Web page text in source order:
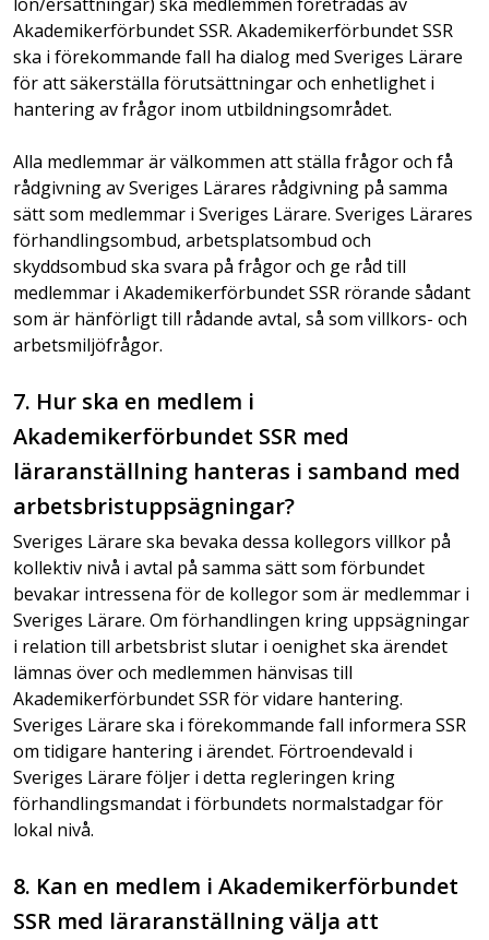
Akademikerförbundet SSR. Akademikerförbundet SSR
ska i förekommande fall ha dialog med Sveriges Lärare
för att säkerställa förutsättningar och enhetlighet i
hantering av frågor inom utbildningsområdet.
Alla medlemmar är välkommen att ställa frågor och få
rådgivning av Sveriges Lärares rådgivning på samma
sätt som medlemmar i Sveriges Lärare. Sveriges Lärares
förhandlingsombud, arbetsplatsombud och
skyddsombud ska svara på frågor och ge råd till
medlemmar i Akademikerförbundet SSR rörande sådant
som är hänförligt till rådande avtal, så som villkors- och
arbetsmiljöfrågor.
7. Hur ska en medlem i
Akademikerförbundet SSR med
läraranställning hanteras i samband med
arbetsbristuppsägningar?
Sveriges Lärare ska bevaka dessa kollegors villkor på
kollektiv nivå i avtal på samma sätt som förbundet
bevakar intressena för de kollegor som är medlemmar i
Sveriges Lärare. Om förhandlingen kring uppsägningar
i relation till arbetsbrist slutar i oenighet ska ärendet
lämnas över och medlemmen hänvisas till
Akademikerförbundet SSR för vidare hantering.
Sveriges Lärare ska i förekommande fall informera SSR
om tidigare hantering i ärendet. Förtroendevald i
Sveriges Lärare följer i detta regleringen kring
förhandlingsmandat i förbundets normalstadgar för
lokal nivå.
8. Kan en medlem i Akademikerförbundet
SSR med läraranställning välja att